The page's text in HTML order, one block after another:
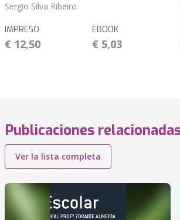
Sergio Silva Ribeiro
IMPRESO
€ 12,50
EBOOK
€ 5,03
Publicaciones
Ver la lista completa